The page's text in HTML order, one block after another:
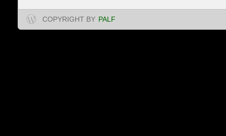
COPYRIGHT BY PALF